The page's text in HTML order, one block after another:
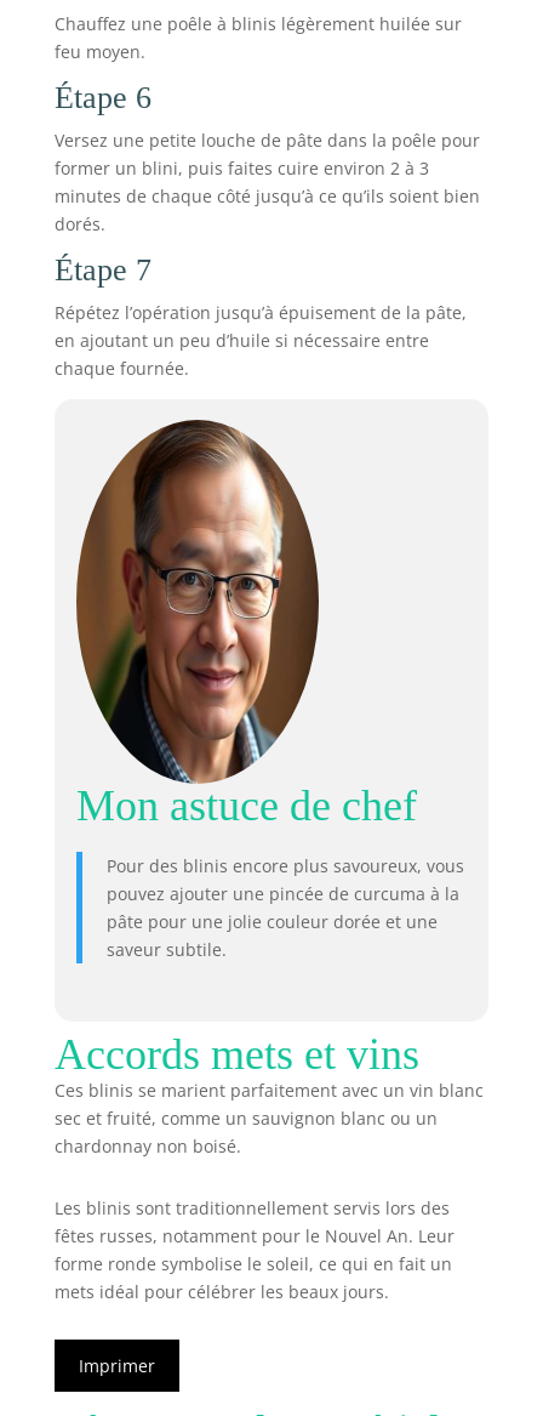
Chauffez une poêle à blinis légèrement huilée sur
feu moyen.
Étape 6
Versez une petite louche de pâte dans la poêle pour
former un blini, puis faites cuire environ 2 à 3
minutes de chaque côté jusqu’à ce qu’ils soient bien
dorés.
Étape 7
Répétez l’opération jusqu’à épuisement de la pâte,
en ajoutant un peu d’huile si nécessaire entre
chaque fournée.
Mon astuce de chef
Pour des blinis encore plus savoureux, vous
pouvez ajouter une pincée de curcuma à la
pâte pour une jolie couleur dorée et une
saveur subtile.
Accords mets et vins
Ces blinis se marient parfaitement avec un vin blanc
sec et fruité, comme un sauvignon blanc ou un
chardonnay non boisé.
Les blinis sont traditionnellement servis lors des
fêtes russes, notamment pour le Nouvel An. Leur
forme ronde symbolise le soleil, ce qui en fait un
mets idéal pour célébrer les beaux jours.
Imprimer